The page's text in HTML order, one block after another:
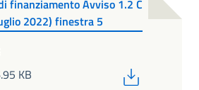
finanziamento Avviso 1.2 C
2022) finestra 5
KB